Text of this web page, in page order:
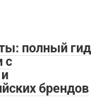
полный гид
с
брендов